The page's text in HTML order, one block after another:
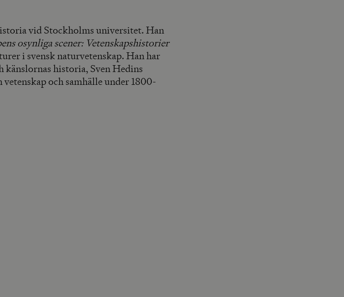
vid Stockholms universitet. Han
osynliga scener: Vetenskapshistorier
i svensk naturvetenskap. Han har
känslornas historia, Sven Hedins
och samhälle under 1800-